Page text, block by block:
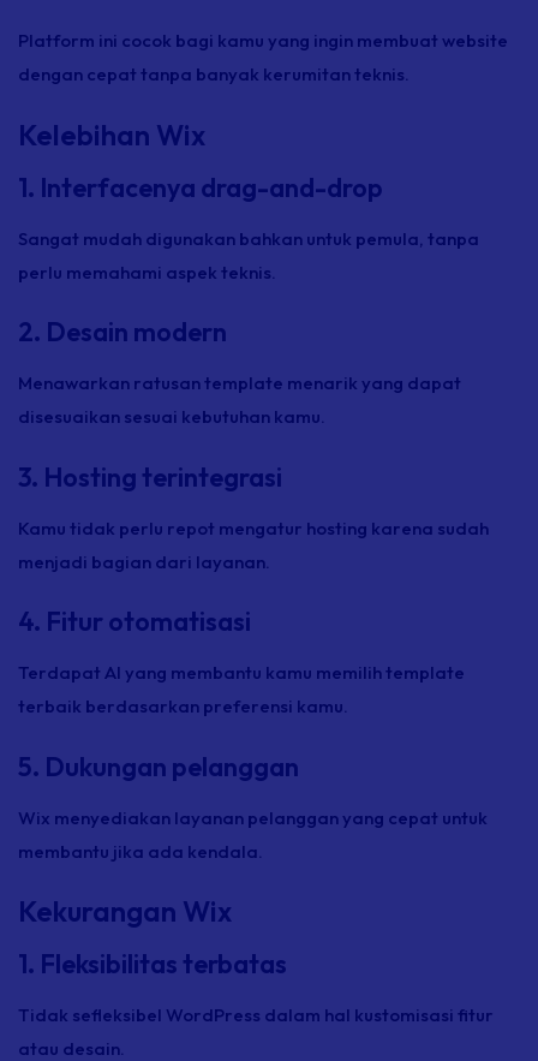
Platform ini cocok bagi kamu yang ingin membuat website
dengan cepat tanpa banyak kerumitan teknis.
Kelebihan Wix
1. Interfacenya drag-and-drop
Sangat mudah digunakan bahkan untuk pemula, tanpa
perlu memahami aspek teknis.
2. Desain modern
Menawarkan ratusan template menarik yang dapat
disesuaikan sesuai kebutuhan kamu.
3. Hosting terintegrasi
Kamu tidak perlu repot mengatur hosting karena sudah
menjadi bagian dari layanan.
4. Fitur otomatisasi
Terdapat AI yang membantu kamu memilih template
terbaik berdasarkan preferensi kamu.
5. Dukungan pelanggan
Wix menyediakan layanan pelanggan yang cepat untuk
membantu jika ada kendala.
Kekurangan Wix
1. Fleksibilitas terbatas
Tidak sefleksibel WordPress dalam hal kustomisasi fitur
atau desain.